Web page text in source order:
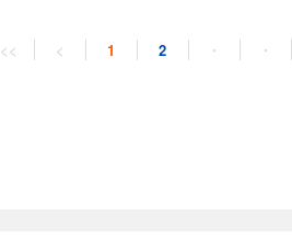
の花 愛蔵版 11
(税込)
代理店・櫻華堂は、青年実業家・樋口洋介の助
長が率いるベイシック・アドと化粧品広告を取
<< < 1 2 ・ ・